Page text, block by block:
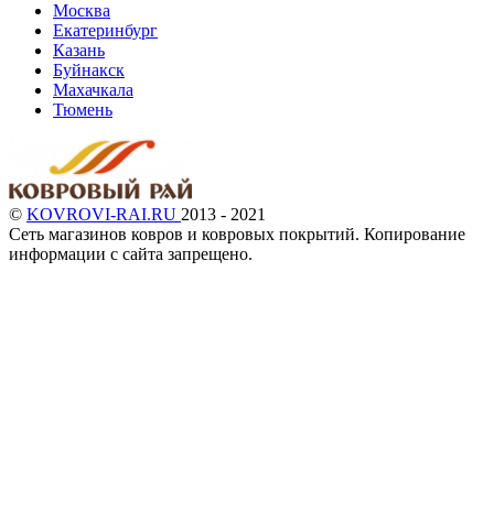
Москва
Екатеринбург
Казань
Буйнакск
Махачкала
Тюмень
© KOVROVI-RAI.RU 2013 - 2021
Сеть магазинов ковров и ковровых покрытий. Копирование
информации с сайта запрещено.